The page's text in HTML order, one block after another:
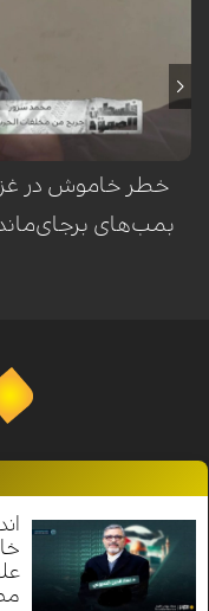
از ارتش اشغالگر اسرائیل
مسیر زندگی او را برای
دو پا، فلج شدن دست چپ،
گردید. این حادثه‌ی تلخ، بار
برجای‌مانده از جنگ در
خطر خاموش در
بمب‌های
12284 V